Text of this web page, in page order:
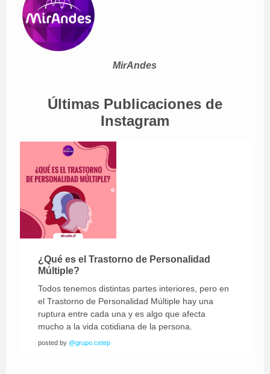
MirAndes
Últimas Publicaciones de
Instagram
¿Qué es el Trastorno de Personalidad
Múltiple?
Todos tenemos distintas partes interiores, pero en
el Trastorno de Personalidad Múltiple hay una
ruptura entre cada una y es algo que afecta
mucho a la vida cotidiana de la persona.
posted by @grupo.cetep